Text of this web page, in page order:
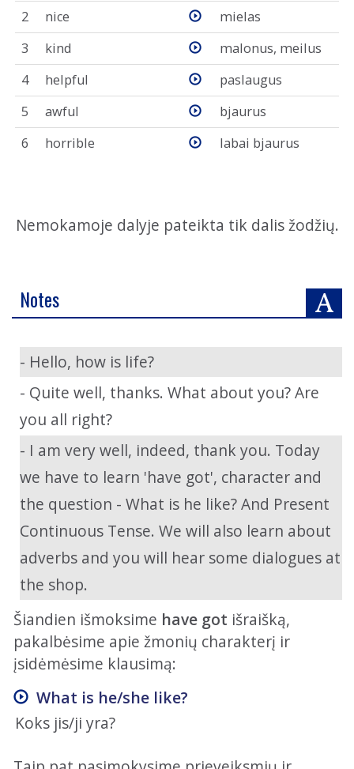
2
nice
mielas
3
kind
malonus, meilus
4
helpful
paslaugus
5
awful
bjaurus
6
horrible labai bjaurus
Nemokamoje dalyje pateikta tik dalis žodžių.
Notes
- Hello, how is life?
- Quite well, thanks. What about you? Are
you all right?
- I am very well, indeed, thank you. Today
we have to learn 'have got', character and
the question - What is he like? And Present
Continuous Tense. We will also learn about
adverbs and you will hear some dialogues at
the shop.
Šiandien išmoksime have got išraišką,
pakalbėsime apie žmonių charakterį ir
įsidėmėsime klausimą:
What is he/she like?
Koks jis/ji yra?